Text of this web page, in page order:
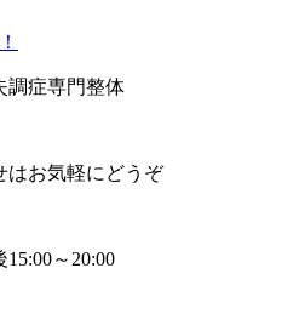
はお気軽にどうぞ
15:00～20:00